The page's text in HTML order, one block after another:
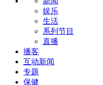
娱乐
生活
系列节目
直播
播客
互动新闻
专题
保健